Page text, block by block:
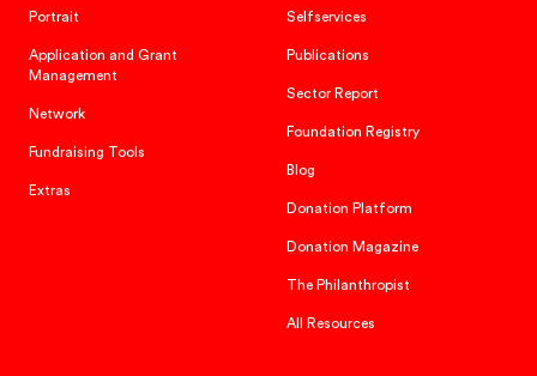
Portrait
Application and Grant
Management
Network
Fundraising Tools
Extras
Selfservices
Publications
Sector Report
Foundation Registry
Blog
Donation Platform
Donation Magazine
The Philanthropist
All Resources